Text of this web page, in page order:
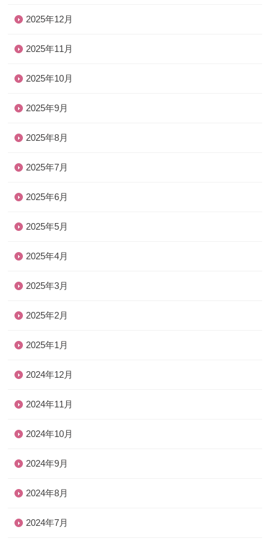
2025年12月
2025年11月
2025年10月
2025年9月
2025年8月
2025年7月
2025年6月
2025年5月
2025年4月
2025年3月
2025年2月
2025年1月
2024年12月
2024年11月
2024年10月
2024年9月
2024年8月
2024年7月